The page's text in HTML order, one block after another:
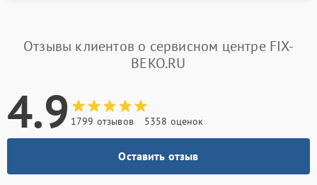
Отзывы клиентов о сервисном центре FIX-
BEKO.RU
4.9 1799 отзывов 5358 оценок
Оставить отзыв